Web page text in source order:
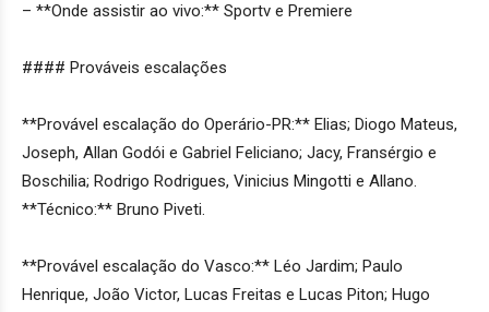
– **Onde assistir ao vivo:** Sportv e Premiere
#### Prováveis escalações
**Provável escalação do Operário-PR:** Elias; Diogo Mateus,
Joseph, Allan Godói e Gabriel Feliciano; Jacy, Fransérgio e
Boschilia; Rodrigo Rodrigues, Vinicius Mingotti e Allano.
**Técnico:** Bruno Piveti.
**Provável escalação do Vasco:** Léo Jardim; Paulo
Henrique, João Victor, Lucas Freitas e Lucas Piton; Hugo